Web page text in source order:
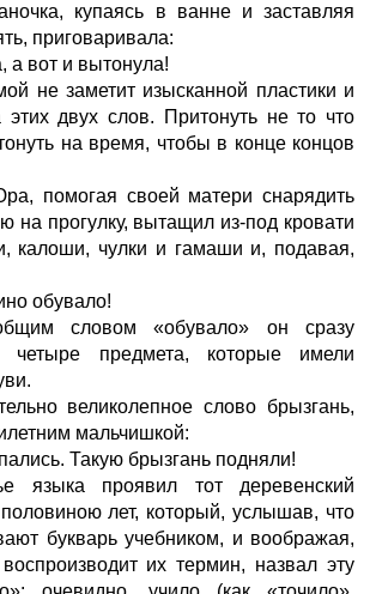
купаясь в ванне и заставляя
приговаривала:
а вот и вытонула!
не заметит изысканной пластики и
этих двух слов. Притонуть не то что
на время, чтобы в конце концов
помогая своей матери снарядить
на прогулку, вытащил из-под кровати
калоши, чулки и гамаши и, подавая,
обувало!
словом «обувало» он сразу
четыре предмета, которые имели
великолепное слово брызгань,
мальчишкой:
Такую брызгань подняли!
языка проявил тот деревенский
лет, который, услышав, что
букварь учебником, и воображая,
их термин, назвал эту